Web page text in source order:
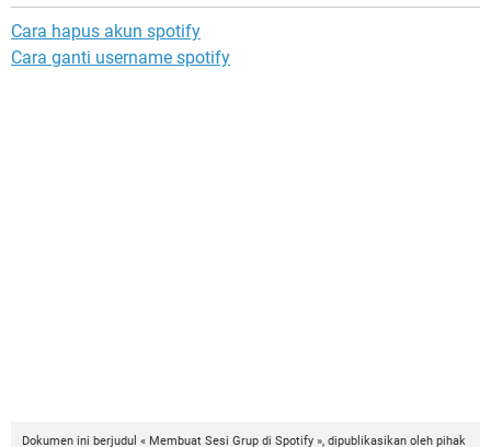
Cara hapus akun spotify
Cara ganti username spotify
Dokumen ini berjudul « Membuat Sesi Grup di Spotify », dipublikasikan oleh pihak